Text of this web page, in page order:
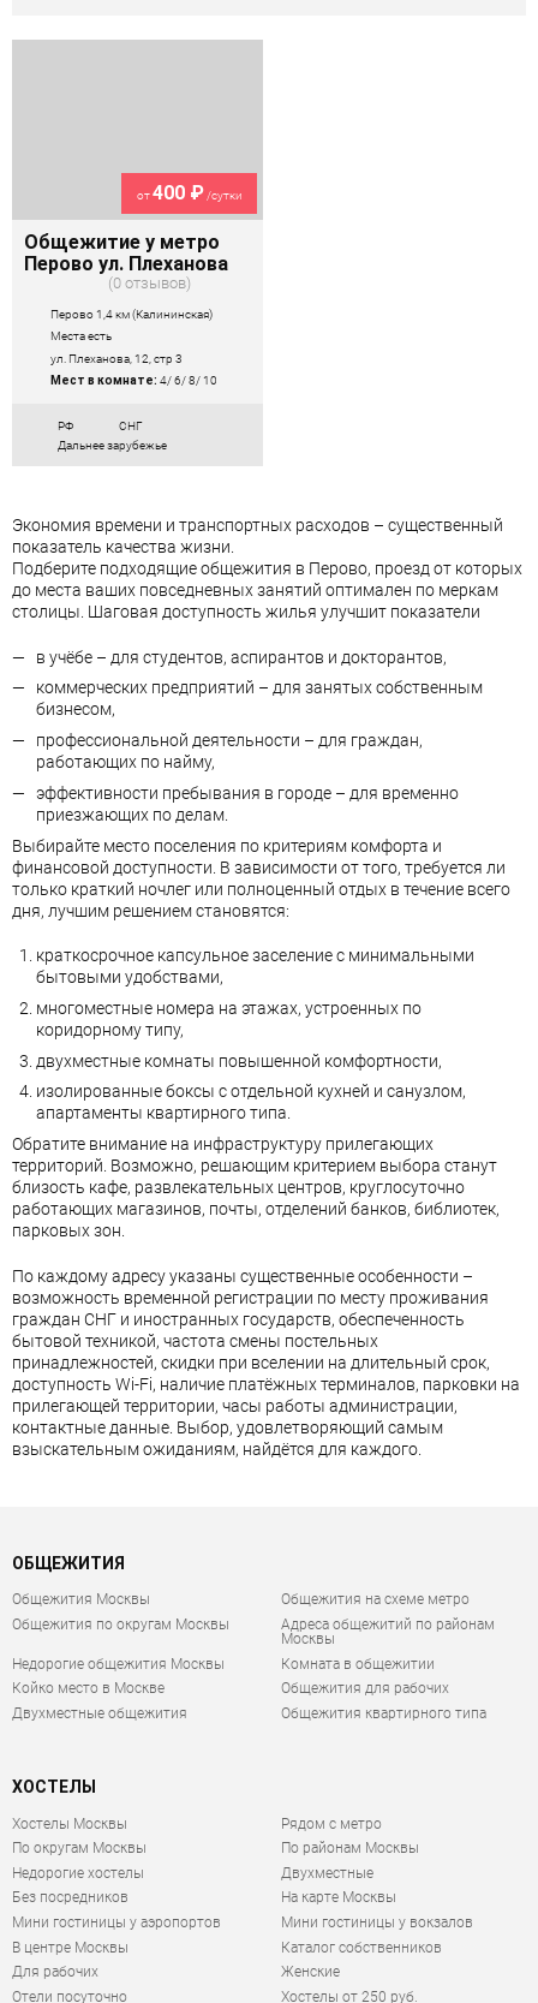
от400 ₽/сутки
Общежитие у метро
Перово ул. Плеханова
0 отзывов
Перово 1,4 км (Калининская)
Места есть
ул. Плеханова, 12, стр 3
Мест в комнате: 4/ 6/ 8/ 10
РФ
СНГ
Дальнее зарубежье
Экономия времени и транспортных расходов – существенный
показатель качества жизни.
Подберите подходящие общежития в Перово, проезд от которых
до места ваших повседневных занятий оптимален по меркам
столицы. Шаговая доступность жилья улучшит показатели
в учёбе – для студентов, аспирантов и докторантов,
коммерческих предприятий – для занятых собственным
бизнесом,
профессиональной деятельности – для граждан,
работающих по найму,
эффективности пребывания в городе – для временно
приезжающих по делам.
Выбирайте место поселения по критериям комфорта и
финансовой доступности. В зависимости от того, требуется ли
только краткий ночлег или полноценный отдых в течение всего
дня, лучшим решением становятся:
краткосрочное капсульное заселение с минимальными
бытовыми удобствами,
многоместные номера на этажах, устроенных по
коридорному типу,
двухместные комнаты повышенной комфортности,
изолированные боксы с отдельной кухней и санузлом,
апартаменты квартирного типа.
Обратите внимание на инфраструктуру прилегающих
территорий. Возможно, решающим критерием выбора станут
близость кафе, развлекательных центров, круглосуточно
работающих магазинов, почты, отделений банков, библиотек,
парковых зон.
По каждому адресу указаны существенные особенности –
возможность временной регистрации по месту проживания
граждан СНГ и иностранных государств, обеспеченность
бытовой техникой, частота смены постельных
принадлежностей, скидки при вселении на длительный срок,
доступность Wi-Fi, наличие платёжных терминалов, парковки на
прилегающей территории, часы работы администрации,
контактные данные. Выбор, удовлетворяющий самым
взыскательным ожиданиям, найдётся для каждого.
ОБЩЕЖИТИЯ
Общежития Москвы
Общежития на схеме метро
Общежития по округам Москвы
Адреса общежитий по районам
Москвы
Недорогие общежития Москвы
Комната в общежитии
Койко место в Москве
Общежития для рабочих
Двухместные общежития
Общежития квартирного типа
ХОСТЕЛЫ
Хостелы Москвы
По округам Москвы
Недорогие хостелы
Без посредников
Мини гостиницы у аэропортов
В центре Москвы
Для рабочих
Отели посуточно
Рядом с метро
По районам Москвы
Двухместные
На карте Москвы
Мини гостиницы у вокзалов
Каталог собственников
Женские
Хостелы от 250 руб.